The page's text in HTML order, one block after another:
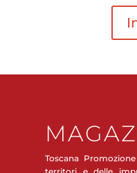
Toscana